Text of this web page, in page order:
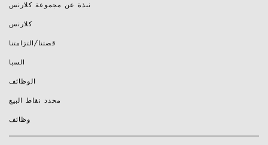
نبذة عن مجموعة كلارنس
كلارنس
قصتنا/التزامتنا
السبا
الوظائف
محدد نقاط البيع
وظائف